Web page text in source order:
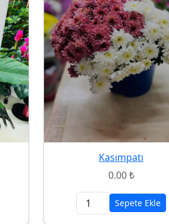
Kasımpatı
0.00 ₺
Sepete Ekle